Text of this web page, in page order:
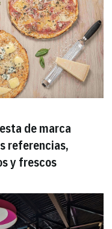
de marca
referencias,
y frescos